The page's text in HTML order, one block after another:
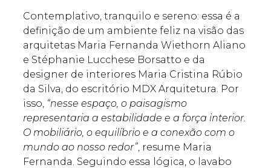
Contemplativo, tranquilo e sereno: essa é a
definição de um ambiente feliz na visão das
arquitetas Maria Fernanda Wiethorn Aliano
e Stéphanie Lucchese Borsatto e da
designer de interiores Maria Cristina Rúbio
da Silva, do escritório MDX Arquitetura. Por
isso, “nesse espaço, o paisagismo
representaria a estabilidade e a força interior.
O mobiliário, o equilíbrio e a conexão com o
mundo ao nosso redor” , resume Maria
Fernanda. Seguindo essa lógica, o lavabo